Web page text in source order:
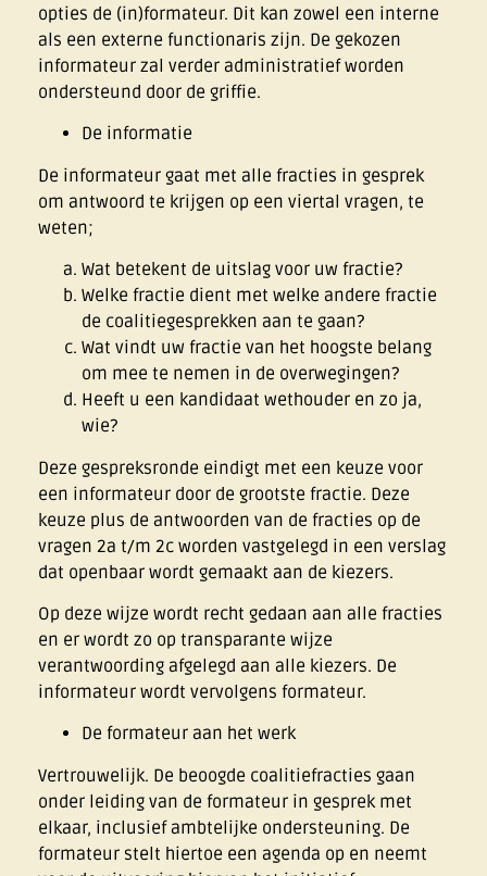
opties de (in)formateur. Dit kan zowel een interne
als een externe functionaris zijn. De gekozen
informateur zal verder administratief worden
ondersteund door de griffie.
De informatie
De informateur gaat met alle fracties in gesprek
om antwoord te krijgen op een viertal vragen, te
weten;
Wat betekent de uitslag voor uw fractie?
Welke fractie dient met welke andere fractie
de coalitiegesprekken aan te gaan?
Wat vindt uw fractie van het hoogste belang
om mee te nemen in de overwegingen?
Heeft u een kandidaat wethouder en zo ja,
wie?
Deze gespreksronde eindigt met een keuze voor
een informateur door de grootste fractie. Deze
keuze plus de antwoorden van de fracties op de
vragen 2a t/m 2c worden vastgelegd in een verslag
dat openbaar wordt gemaakt aan de kiezers.
Op deze wijze wordt recht gedaan aan alle fracties
en er wordt zo op transparante wijze
verantwoording afgelegd aan alle kiezers. De
informateur wordt vervolgens formateur.
De formateur aan het werk
Vertrouwelijk. De beoogde coalitiefracties gaan
onder leiding van de formateur in gesprek met
elkaar, inclusief ambtelijke ondersteuning. De
formateur stelt hiertoe een agenda op en neemt